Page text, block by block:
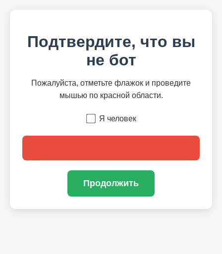
Подтвердите, что вы
не бот
Пожалуйста, отметьте флажок и проведите
мышью по красной области.
Я человек
Продолжить